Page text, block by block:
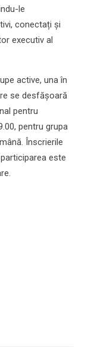
le
conectați și
executiv al
active, una în
se desfășoară
pentru
pentru grupa
Înscrierile
este